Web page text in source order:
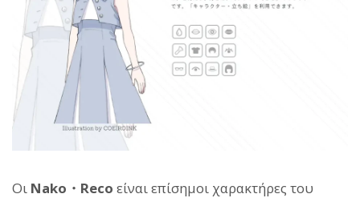
Οι Nako・Reco είναι επίσημοι χαρακτήρες του